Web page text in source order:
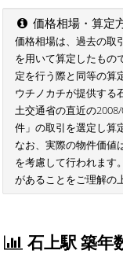
価格相場・算定
価格相場は、過去の取
を用いて算定したもの
定を行う際と同等の算
ウチノカチが提供する
土交通省の直近の
件」の取引を選定し算
なお、実際の物件価値
を考慮して行われます
があることをご理解の
石上駅 築年